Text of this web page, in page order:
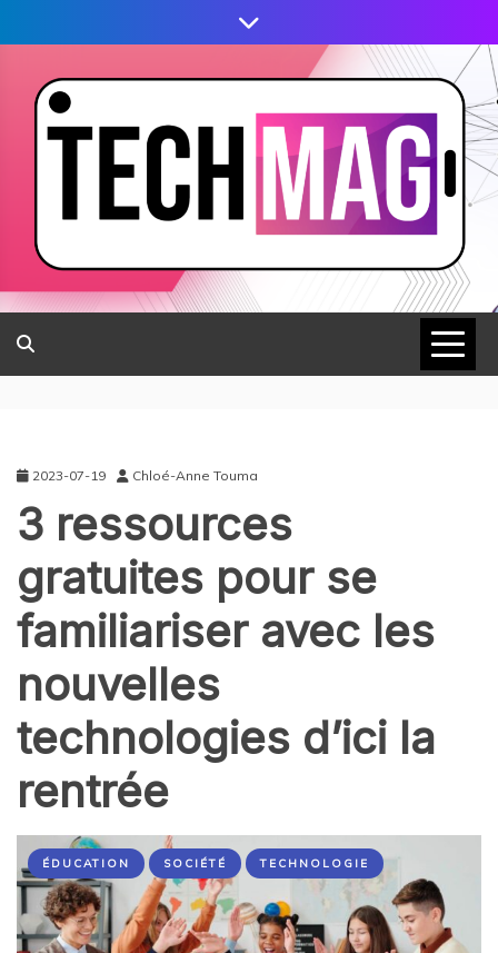
2023-07-19 Chloé-Anne Touma
3 ressources
gratuites pour se
familiariser avec les
nouvelles
technologies d’ici la
rentrée
ÉDUCATION SOCIÉTÉ TECHNOLOGIE